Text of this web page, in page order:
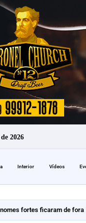
2026
Interior Vídeos
fortes ficaram de fora